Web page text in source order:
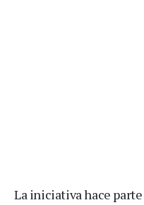
La iniciativa hace